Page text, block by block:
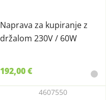
Naprava za kupiranje z
držalom 230V / 60W
192,00 €
4607550